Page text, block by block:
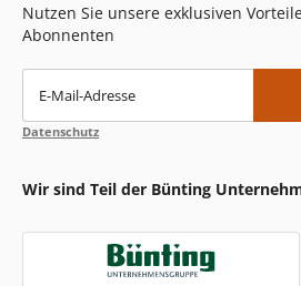
Nutzen Sie unsere exklusiven
Abonnenten
E-Mail-Adresse
Datenschutz
Wir sind Teil der Bünting